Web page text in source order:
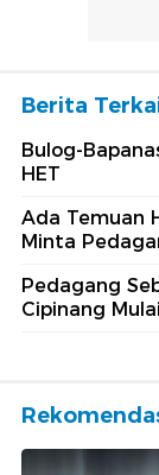
Berita
Bulog-
HET
Ada Temuan
Minta
Pedagang
Cipinang